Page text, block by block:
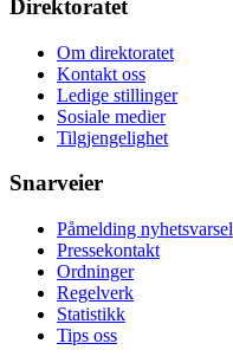
Direktoratet
Om direktoratet
Kontakt oss
Ledige stillinger
Sosiale medier
Tilgjengelighet
Snarveier
Påmelding nyhetsvarsel
Pressekontakt
Ordninger
Regelverk
Statistikk
Tips oss